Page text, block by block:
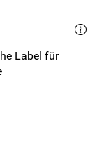
Label für